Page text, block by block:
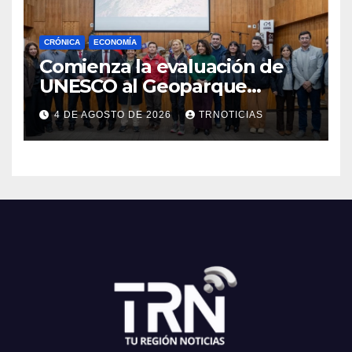
CRÓNICA ECONOMÍA
Comienza la evaluación de
UNESCO al Geoparque
Aspirante Pillanmapu en el
Maule
4 DE AGOSTO DE 2026 TRNOTICIAS